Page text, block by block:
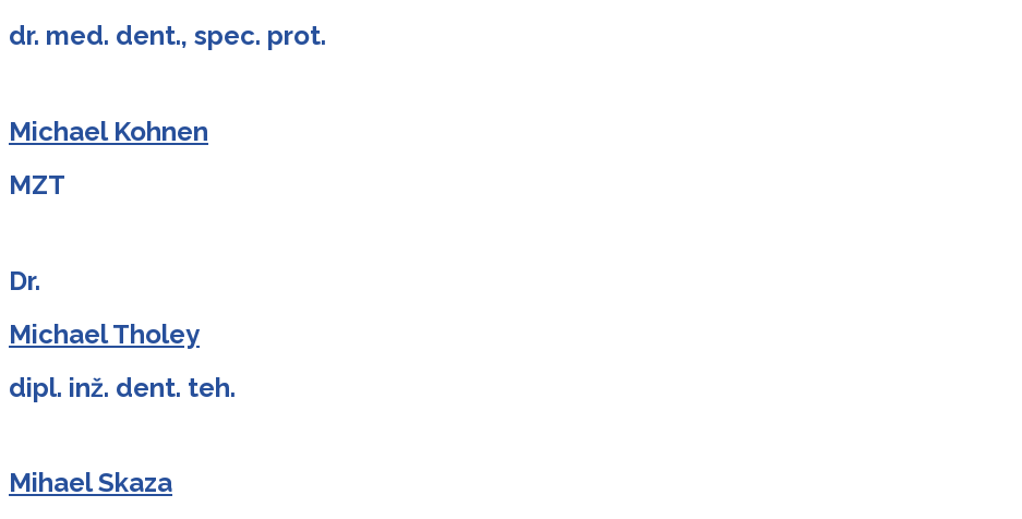
dr. med. dent., spec. prot.
Michael Kohnen
MZT
Dr.
Michael Tholey
dipl. inž. dent. teh.
Mihael Skaza